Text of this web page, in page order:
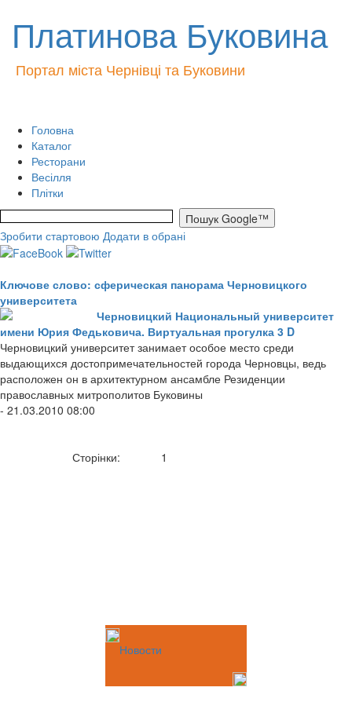
Платинова Буковина
Портал міста Чернівці та Буковини
Головна
Каталог
Ресторани
Весілля
Плітки
Зробити стартовою Додати в обрані
Ключове слово: сферическая панорама Черновицкого
университета
Черновицкий Национальный университет
имени Юрия Федьковича. Виртуальная прогулка 3 D
Черновицкий университет занимает особое место среди
выдающихся достопримечательностей города Черновцы, ведь
расположен он в архитектурном ансамбле Резиденции
православных митрополитов Буковины
- 21.03.2010 08:00
Сторінки: 1
Новости